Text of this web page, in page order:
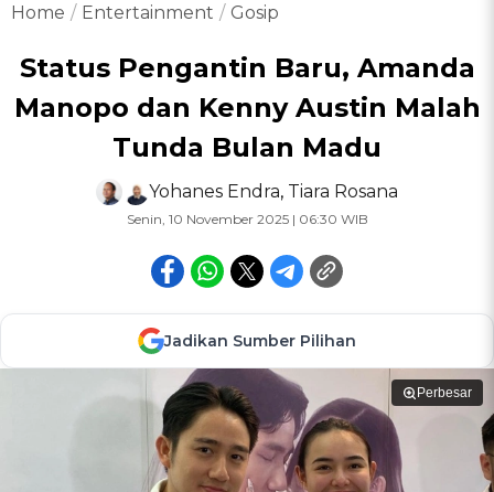
Home Entertainment Gosip
Status Pengantin Baru, Amanda
Manopo dan Kenny Austin Malah
Tunda Bulan Madu
Yohanes Endra, Tiara Rosana
Senin, 10 November 2025 | 06:30 WIB
Jadikan Sumber Pilihan
Perbesar